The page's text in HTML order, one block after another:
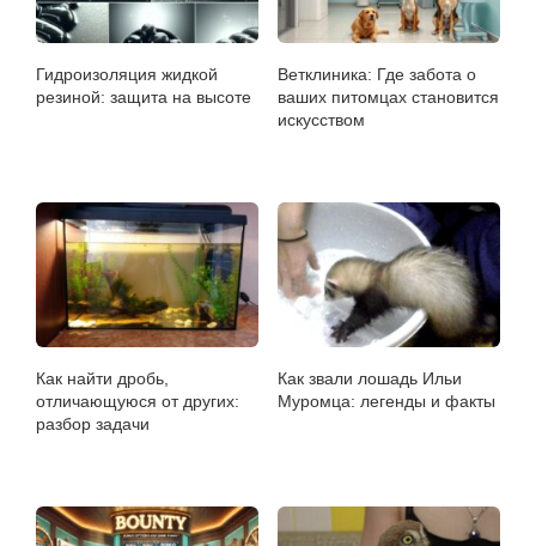
Гидроизоляция жидкой
резиной: защита на высоте
Ветклиника: Где забота о
ваших питомцах становится
искусством
Как найти дробь,
отличающуюся от других:
разбор задачи
Как звали лошадь Ильи
Муромца: легенды и факты